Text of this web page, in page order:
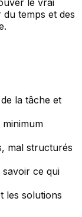
temps et des
la tâche et
mal structurés
ce qui
les solutions